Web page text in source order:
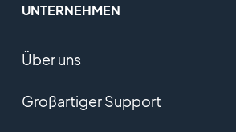
UNTERNEHMEN
Über uns
Großartiger Support